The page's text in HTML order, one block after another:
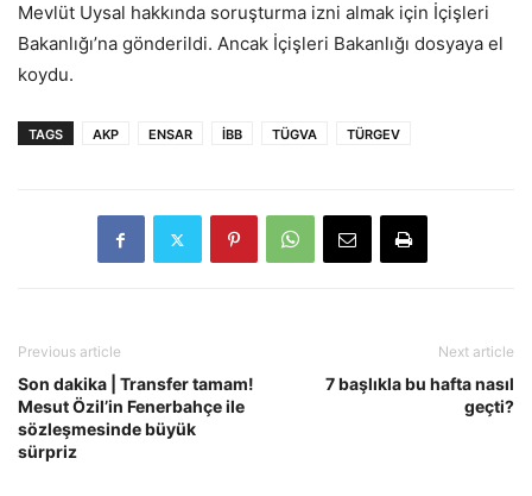
Mevlüt Uysal hakkında soruşturma izni almak için İçişleri
Bakanlığı’na gönderildi. Ancak İçişleri Bakanlığı dosyaya el
koydu.
TAGS AKP ENSAR İBB TÜGVA TÜRGEV
Previous article
Son dakika | Transfer tamam!
Mesut Özil’in Fenerbahçe ile
sözleşmesinde büyük
sürpriz
Next article
7 başlıkla bu hafta nasıl
geçti?